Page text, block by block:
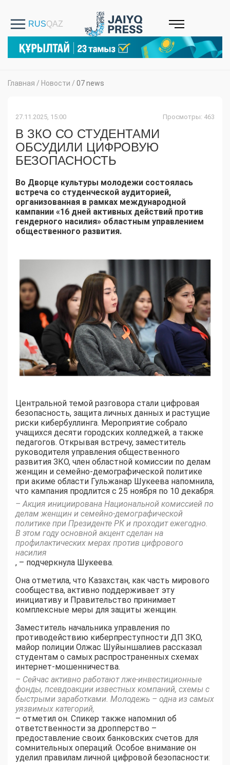
Главная / Новости / 07 news
27.11.2025, 15:00 Просмотры: 463
В ЗКО СО СТУДЕНТАМИ
ОБСУДИЛИ ЦИФРОВУЮ
БЕЗОПАСНОСТЬ
Во Дворце культуры молодежи состоялась
встреча со студенческой аудиторией,
организованная в рамках международной
кампании «16 дней активных действий против
гендерного насилия» областным управлением
общественного развития.
Центральной темой разговора стали цифровая
безопасность, защита личных данных и растущие
риски кибербуллинга. Мероприятие собрало
учащихся десяти городских колледжей, а также
педагогов. Открывая встречу, заместитель
руководителя управления общественного
развития ЗКО, член областной комиссии по делам
женщин и семейно-демографической политике
при акиме области Гульжанар Шукеева напомнила,
что кампания продлится с 25 ноября по 10 декабря.
– Акция инициирована Национальной комиссией по
делам женщин и семейно-демографической
политике при Президенте РК и проходит ежегодно.
В этом году основной акцент сделан на
профилактических мерах против цифрового
насилия
, – подчеркнула Шукеева.
Она отметила, что Казахстан, как часть мирового
сообщества, активно поддерживает эту
инициативу и Правительство принимает
комплексные меры для защиты женщин.
Заместитель начальника управления по
противодействию киберпреступности ДП ЗКО,
майор полиции Олжас Шуйыншалиев рассказал
студентам о самых распространенных схемах
интернет-мошенничества.
– Сейчас активно работают лже-инвестиционные
фонды, псевдоакции известных компаний, схемы с
быстрыми заработками. Молодежь – одна из самых
уязвимых категорий,
– отметил он. Спикер также напомнил об
ответственности за дропперство –
предоставление своих банковских счетов для
сомнительных операций. Особое внимание он
уделил правилам личной цифровой безопасности: